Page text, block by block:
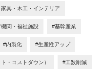
具・木工・インテリア
関・福祉施設 #基幹産業
#内製化 #生産性アップ
・コストダウン） #工数削減